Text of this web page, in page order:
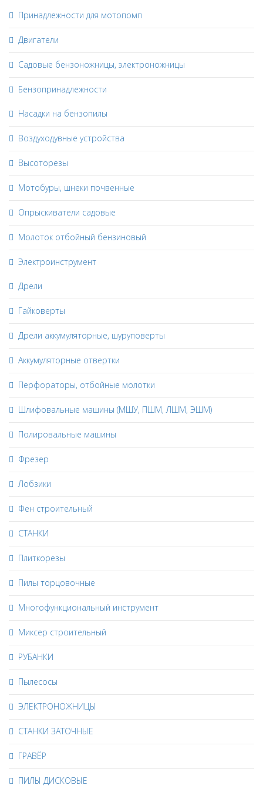
Принадлежности для мотопомп
Двигатели
Садовые бензоножницы, электроножницы
Бензопринадлежности
Насадки на бензопилы
Воздуходувные устройства
Высоторезы
Мотобуры, шнеки почвенные
Опрыскиватели садовые
Молоток отбойный бензиновый
Электроинструмент
Дрели
Гайковерты
Дрели аккумуляторные, шуруповерты
Аккумуляторные отвертки
Перфораторы, отбойные молотки
Шлифовальные машины (МШУ, ПШМ, ЛШМ, ЭШМ)
Полировальные машины
Фрезер
Лобзики
Фен строительный
СТАНКИ
Плиткорезы
Пилы торцовочные
Многофункциональный инструмент
Миксер строительный
РУБАНКИ
Пылесосы
ЭЛЕКТРОНОЖНИЦЫ
СТАНКИ ЗАТОЧНЫЕ
ГРАВЁР
ПИЛЫ ДИСКОВЫЕ